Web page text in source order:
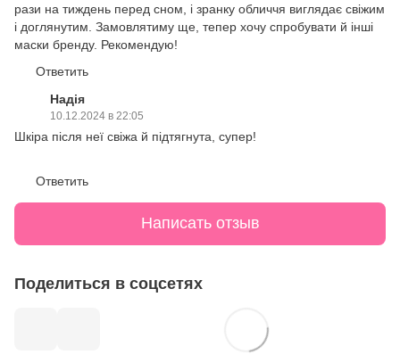
рази на тиждень перед сном, і зранку обличчя виглядає свіжим
і доглянутим. Замовлятиму ще, тепер хочу спробувати й інші
маски бренду. Рекомендую!
Ответить
Надія
10.12.2024 в 22:05
Шкіра після неї свіжа й підтягнута, супер!
Ответить
Написать отзыв
Поделиться в соцсетях